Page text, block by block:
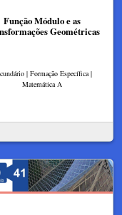
Função Módulo e as
Geométricas
| Formação Específica |
Matemática A